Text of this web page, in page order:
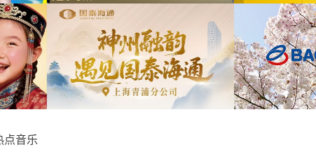
KOL摄影制作项目提供
版权
为欣旺达武汉商用车展宣发项目提供音乐版权
为《
点音乐